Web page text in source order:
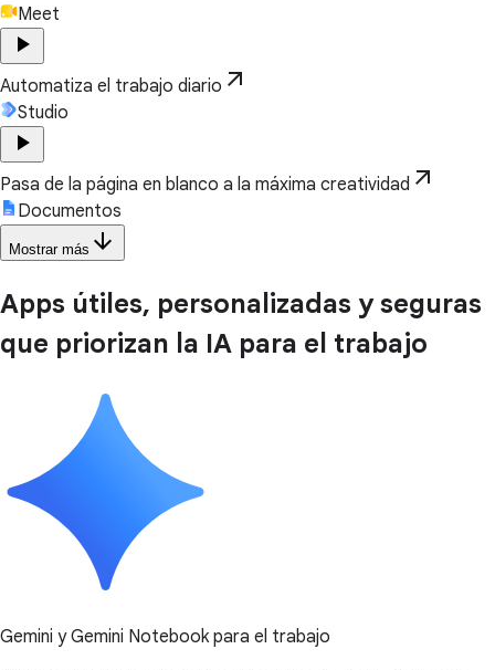
Meet
play_arrow
Automatiza el trabajo diario arrow_outward
Studio
play_arrow
Pasa de la página en blanco a la máxima creatividad arrow_outward
Documentos
Mostrar más arrow_downward
Apps útiles, personalizadas y seguras
que priorizan la IA para el trabajo
Gemini y Gemini Notebook para el trabajo